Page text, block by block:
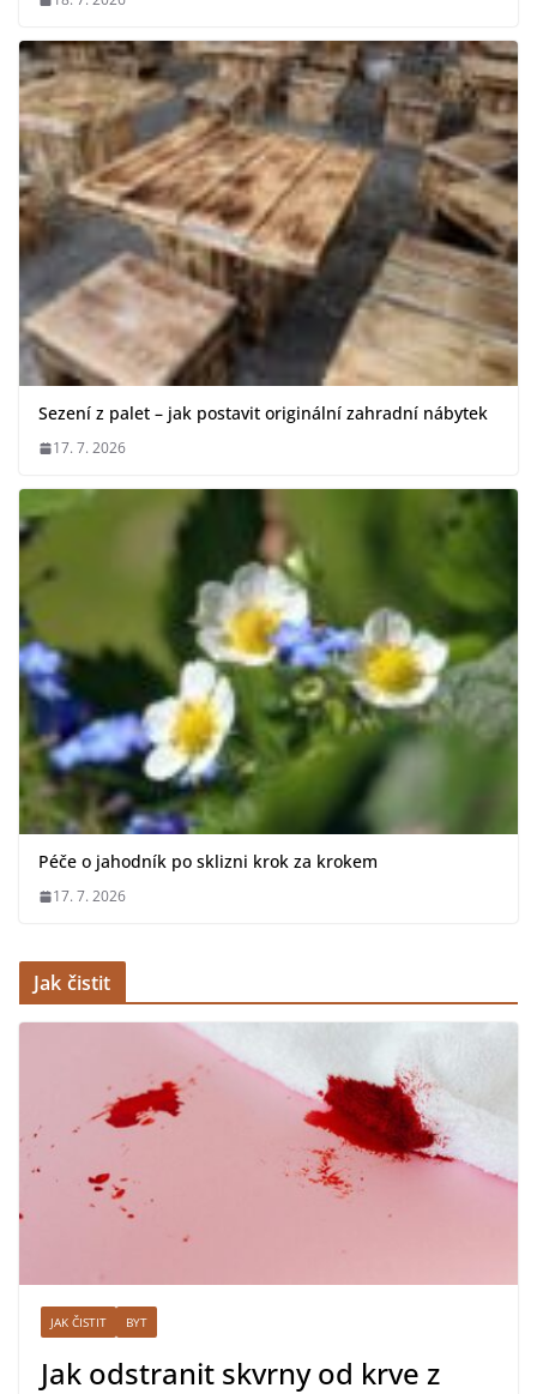
Sezení z palet – jak postavit originální zahradní nábytek
17. 7. 2026
Péče o jahodník po sklizni krok za krokem
17. 7. 2026
Jak čistit
JAK ČISTIT BYT
Jak odstranit skvrny od krve z